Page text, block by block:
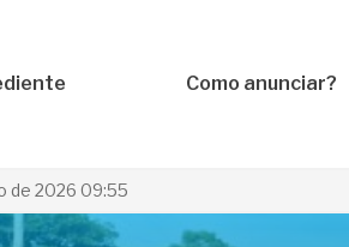
Como anunciar?
de 2026 09:55